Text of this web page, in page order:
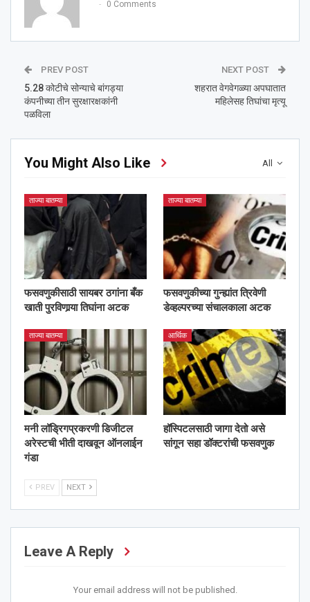
0 Comments
PREV POST
5.28 कोटीचे सोन्याचे बांगड्या
कंपनीच्या तीन सुरक्षारक्षकांनी
पळविला
NEXT POST
शहरात वेगवेगळ्या अपघातात
महिलेसह तिघांचा मृत्यू
All
You Might Also Like
ताज्या बातम्या
फसवणुकीसाठी सायबर ठगांना बँक
खाती पुरविणार्‍या तिघांना अटक
ताज्या बातम्या
फसवणुकीच्या गुन्ह्यांत त्रिवेणी
डेव्हल्परच्या संचालकाला अटक
ताज्या बातम्या
मनी लॉड्रिगप्रकरणी डिजीटल
अरेस्टची भीती दाखवून ऑनलाईन
गंडा
आर्थिक
हॉस्पिटलसाठी जागा देतो असे
सांगून सहा डॉक्टरांची फसवणुक
PREV NEXT
Leave A Reply
Your email address will not be published.